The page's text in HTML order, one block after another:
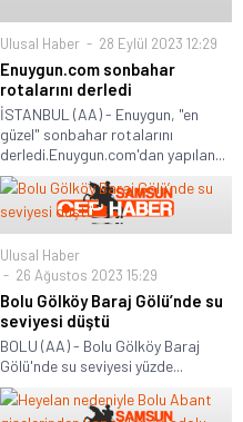
Ulusal Haber 28 Eylül 2023 12:29
Enuygun.com sonbahar
rotalarını derledi
İSTANBUL (AA) - Enuygun, "en
güzel" sonbahar rotalarını
derledi.Enuygun.com'dan yapılan...
Ulusal Haber
26 Ağustos 2023 15:29
Bolu Gölköy Baraj Gölü’nde su
seviyesi düştü
BOLU (AA) - Bolu Gölköy Baraj
Gölü'nde su seviyesi yüzde...